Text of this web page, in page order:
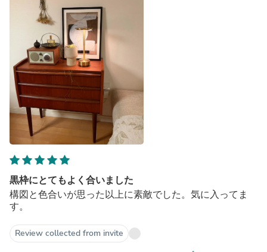
黒枠にとてもよく合いました
構図と色合いが思った以上に素敵でした。気に入ってま
す。
Review collected from invite